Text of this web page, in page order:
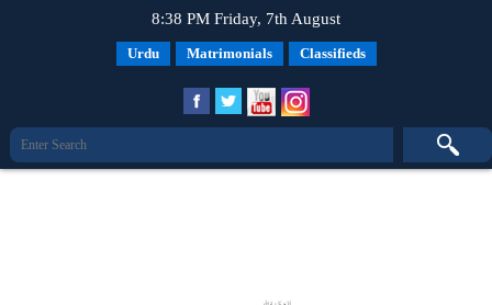
8:38 PM Friday, 7th August
Urdu Matrimonials Classifieds